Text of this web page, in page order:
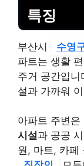
특징
부산시 수영
파트는 생활
주거 공간입
설과 가까워
아파트 주변
시설과 공공
원, 마트, 카페